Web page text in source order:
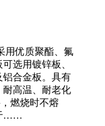
用优质聚酯、氟
选用镀锌板、
铝合金板。具有
耐高温、耐老化
燃烧时不熔
……